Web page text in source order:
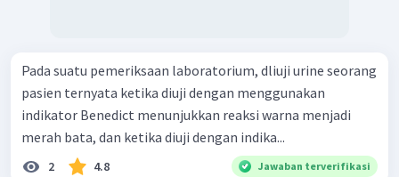
Pada suatu pemeriksaan laboratorium, dliuji urine seorang
pasien ternyata ketika diuji dengan menggunakan
indikator Benedict menunjukkan reaksi warna menjadi
merah bata, dan ketika diuji dengan indika...
2 4.8 Jawaban terverifikasi